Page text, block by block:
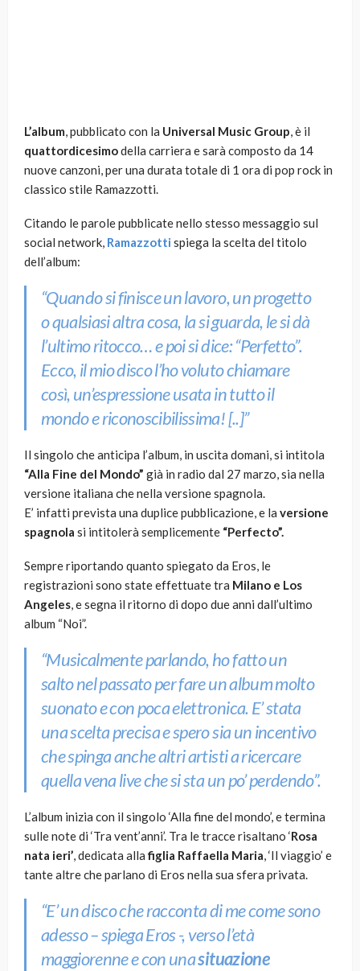
L’album, pubblicato con la Universal Music Group, è il
quattordicesimodella carriera e sarà composto da 14
nuove canzoni, per una durata totale di 1 ora di pop rock in
classico stile Ramazzotti.
Citando le parole pubblicate nello stesso messaggio sul
social network, Ramazzotti spiega la scelta del titolo
dell’album:
“Quando si finisce un lavoro, un progetto
o qualsiasi altra cosa, la si guarda, le si dà
l’ultimo ritocco… e poi si dice: “Perfetto”.
Ecco, il mio disco l’ho voluto chiamare
così, un’espressione usata in tutto il
mondo e riconoscibilissima! [..]”
Il singolo che anticipa l’album, in uscita domani, si intitola
“Alla Fine del Mondo” già in radio dal 27 marzo, sia nella
versione italiana che nella versione spagnola.
E’ infatti prevista una duplice pubblicazione, e la versione
spagnola si intitolerà semplicemente “Perfecto”.
Sempre riportando quanto spiegato da Eros, le
registrazioni sono state effettuate tra Milano e Los
Angeles, e segna il ritorno di dopo due anni dall’ultimo
album “Noi”.
“Musicalmente parlando, ho fatto un
salto nel passato per fare un album molto
suonato e con poca elettronica. E’ stata
una scelta precisa e spero sia un incentivo
che spinga anche altri artisti a ricercare
quella vena live che si sta un po’ perdendo”.
L’album inizia con il singolo ‘Alla fine del mondo’, e termina
sulle note di ‘Tra vent’anni’. Tra le tracce risaltano ‘Rosa
nata ieri’, dedicata allafiglia Raffaella Maria, ‘Il viaggio’ e
tante altre che parlano di Eros nella sua sfera privata.
“E’ un disco che racconta di me come sono
adesso –spiega Eros-, verso l’età
maggiorenne e con unasituazione